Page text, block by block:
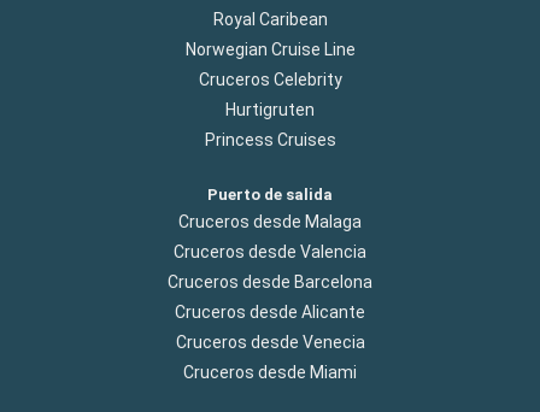
Royal Caribean
Norwegian Cruise Line
Cruceros Celebrity
Hurtigruten
Princess Cruises
Puerto de salida
Cruceros desde Malaga
Cruceros desde Valencia
Cruceros desde Barcelona
Cruceros desde Alicante
Cruceros desde Venecia
Cruceros desde Miami